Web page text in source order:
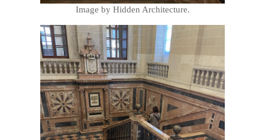
Image by Hidden Architecture.